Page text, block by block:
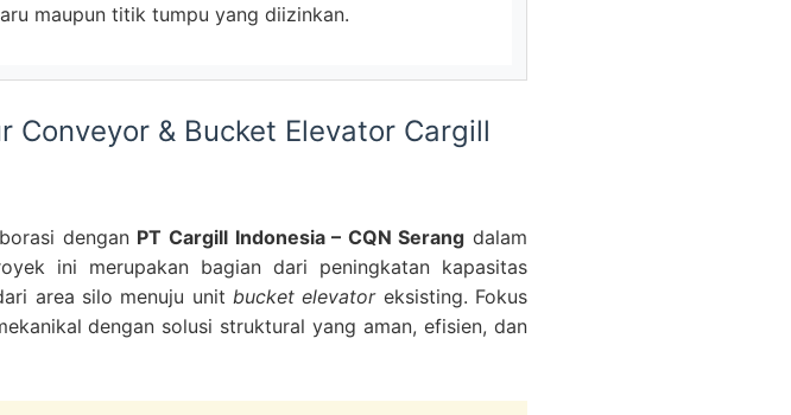
maupun titik tumpu yang diizinkan.
Conveyor & Bucket Elevator Cargill
dengan PT Cargill Indonesia – CQN Serang dalam
ini merupakan bagian dari peningkatan kapasitas
area silo menuju unit bucket elevatoreksisting. Fokus
dengan solusi struktural yang aman, efisien, dan